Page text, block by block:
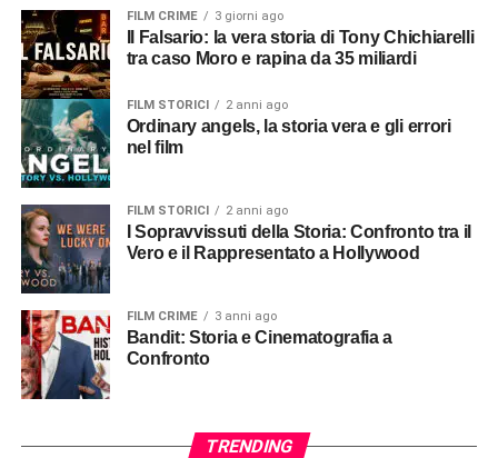
FILM CRIME 3 giorni ago
tra caso Moro e rapina da 35 miliardi
FILM STORICI 2 anni ago
Ordinary angels, la storia vera e gli errori
nel film
FILM STORICI 2 anni ago
Vero e il Rappresentato a Hollywood
FILM CRIME 3 anni ago
Bandit: Storia e Cinematografia a
Confronto
TRENDING